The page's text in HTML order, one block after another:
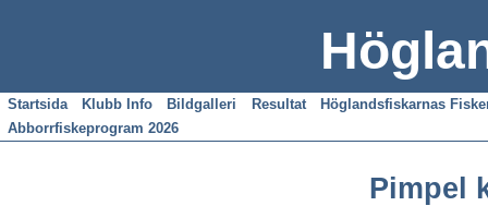
Startsida Klubb Info Bildgalleri Resultat
Höglandsfiskarnas
Abborrfiskeprogram 2026
Pimpel